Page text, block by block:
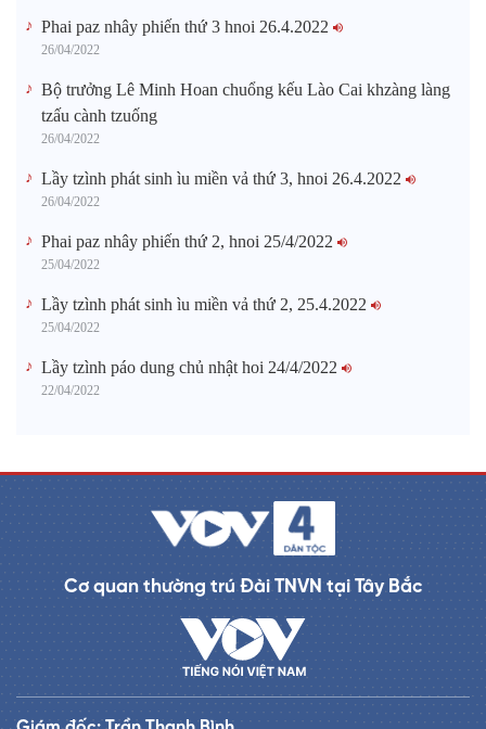
Phai paz nhây phiến thứ 3 hnoi 26.4.2022
26/04/2022
Bộ trưởng Lê Minh Hoan chuổng kếu Lào Cai khzàng làng
tzấu cành tzuống​
26/04/2022
Lầy tzình phát sinh ìu miền vả thứ 3, hnoi 26.4.2022
26/04/2022
Phai paz nhây phiến thứ 2, hnoi 25/4/2022
25/04/2022
Lầy tzình phát sinh ìu miền vả thứ 2, 25.4.2022
25/04/2022
Lầy tzình páo dung chủ nhật hoi 24/4/2022
22/04/2022
Cơ quan thường trú Đài TNVN tại Tây Bắc